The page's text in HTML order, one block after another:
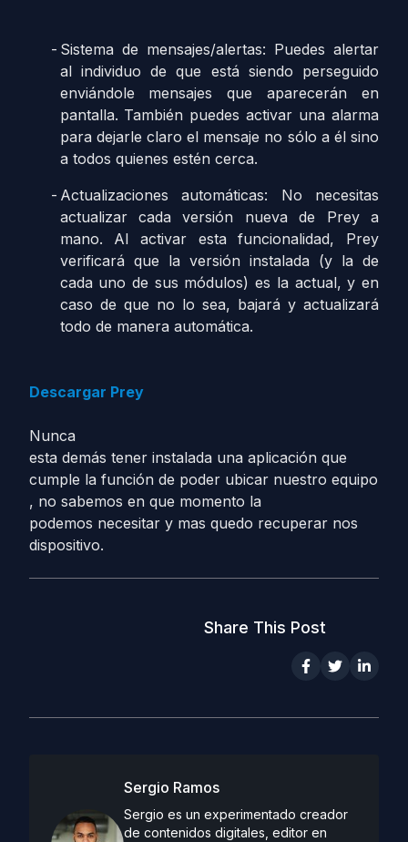
Sistema de mensajes/alertas: Puedes alertar
al individuo de que está siendo perseguido
enviándole mensajes que aparecerán en
pantalla. También puedes activar una alarma
para dejarle claro el mensaje no sólo a él sino
a todos quienes estén cerca.
Actualizaciones automáticas: No necesitas
actualizar cada versión nueva de Prey a
mano. Al activar esta funcionalidad, Prey
verificará que la versión instalada (y la de
cada uno de sus módulos) es la actual, y en
caso de que no lo sea, bajará y actualizará
todo de manera automática.
Descargar Prey
Nunca
esta demás tener instalada una aplicación que
cumple la función de poder ubicar nuestro equipo
, no sabemos en que momento la
podemos necesitar y mas quedo recuperar nos
dispositivo.
Share This Post
Sergio Ramos
Sergio es un experimentado creador
de contenidos digitales, editor en